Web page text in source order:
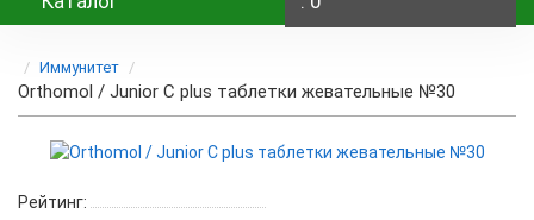
Иммунитет
Orthomol / Junior C plus таблетки жевательные №30
Рейтинг: